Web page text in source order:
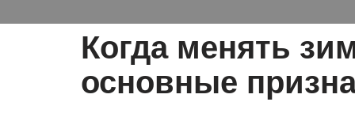
Когда менять
основные